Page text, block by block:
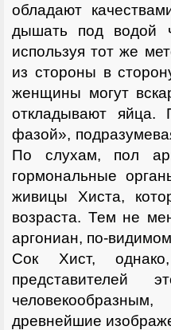
обладают
дышать под водой
используя тот же
из стороны в
женщины могут
откладывают яйца.
фазой»,
По слухам, пол
гормональные
живицы Хиста,
возраста. Тем не
аргониан, по-
Сок Хист,
древнейшие